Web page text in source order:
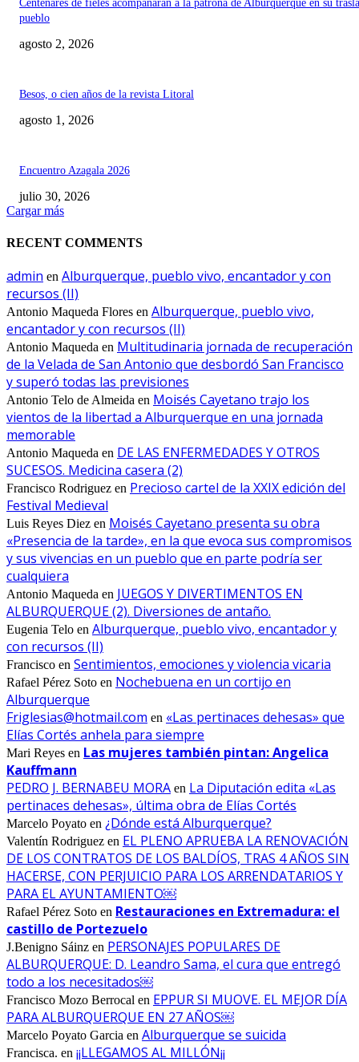
Centenares de fieles acompañarán a la patrona de Alburquerque en su
pueblo
agosto 2, 2026
Besos, o cien años de la revista Litoral
agosto 1, 2026
Encuentro Azagala 2026
julio 30, 2026
Cargar más
RECENT COMMENTS
admin en Alburquerque, pueblo vivo, encantador y con
recursos (II)
Antonio Maqueda Flores en Alburquerque, pueblo vivo,
encantador y con recursos (II)
Antonio Maqueda en Multitudinaria jornada de recuperación
de la Velada de San Antonio que desbordó San Francisco
y superó todas las previsiones
Antonio Telo de Almeida en Moisés Cayetano trajo los
vientos de la libertad a Alburquerque en una jornada
memorable
Antonio Maqueda en DE LAS ENFERMEDADES Y OTROS
SUCESOS. Medicina casera (2)
Francisco Rodriguez en Precioso cartel de la XXIX edición del
Festival Medieval
Luis Reyes Diez en Moisés Cayetano presenta su obra
«Presencia de la tarde», en la que evoca sus compromisos
y sus vivencias en un pueblo que en parte podría ser
cualquiera
Antonio Maqueda en JUEGOS Y DIVERTIMENTOS EN
ALBURQUERQUE (2). Diversiones de antaño.
Eugenia Telo en Alburquerque, pueblo vivo, encantador y
con recursos (II)
Francisco en Sentimientos, emociones y violencia vicaria
Rafael Pérez Soto en Nochebuena en un cortijo en
Alburquerque
Friglesias@hotmail.com en «Las pertinaces dehesas» que
Elías Cortés anhela para siempre
Mari Reyes en Las mujeres también pintan: Angelica
Kauffmann
PEDRO J. BERNABEU MORA en La Diputación edita «Las
pertinaces dehesas», última obra de Elías Cortés
Marcelo Poyato en ¿Dónde está Alburquerque?
Valentín Rodriguez en EL PLENO APRUEBA LA RENOVACIÓN
DE LOS CONTRATOS DE LOS BALDÍOS, TRAS 4 AÑOS SIN
HACERSE, CON PERJUICIO PARA LOS ARRENDATARIOS Y
PARA EL AYUNTAMIENTO￼
Rafael Pérez Soto en Restauraciones en Extremadura: el
castillo de Portezuelo
J.Benigno Sáinz en PERSONAJES POPULARES DE
ALBURQUERQUE: D. Leandro Sama, el cura que entregó
todo a los necesitados￼
Francisco Mozo Berrocal en EPPUR SI MUOVE. EL MEJOR DÍA
PARA ALBURQUERQUE EN 27 AÑOS￼
Marcelo Poyato Garcia en Alburquerque se suicida
Francisca. en ¡¡LLEGAMOS AL MILLÓN¡¡